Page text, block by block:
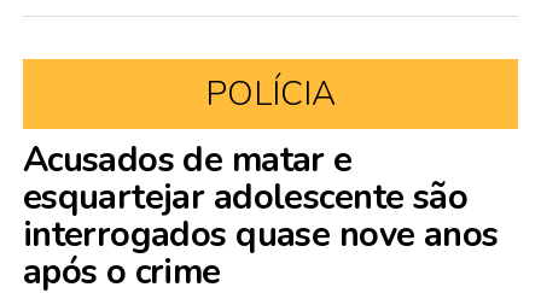
POLÍCIA
Acusados de matar e
esquartejar adolescente são
interrogados quase nove anos
após o crime